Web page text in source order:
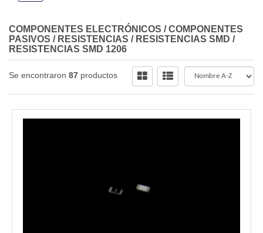
COMPONENTES ELECTRÓNICOS /COMPONENTES
PASIVOS / RESISTENCIAS / RESISTENCIAS SMD /
RESISTENCIAS SMD 1206
Se encontraron 87 productos